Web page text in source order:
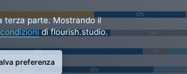
terza parte. Mostrando il
di flourish.studio.
preferenza